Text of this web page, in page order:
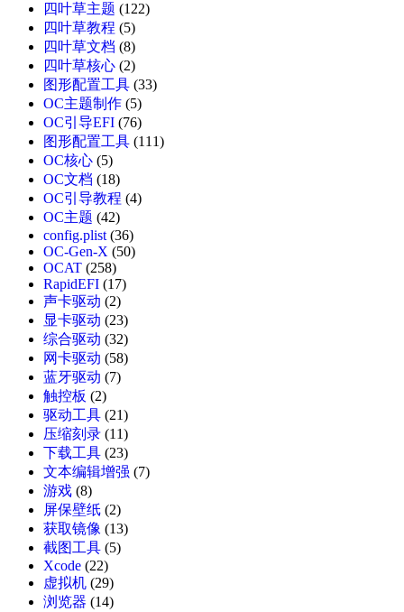
四叶草主题 (122)
四叶草教程 (5)
四叶草文档 (8)
四叶草核心 (2)
图形配置工具 (33)
OC主题制作 (5)
OC引导EFI (76)
图形配置工具 (111)
OC核心 (5)
OC文档 (18)
OC引导教程 (4)
OC主题 (42)
config.plist(36)
OC-Gen-X (50)
OCAT (258)
RapidEFI (17)
声卡驱动 (2)
显卡驱动 (23)
综合驱动 (32)
网卡驱动 (58)
蓝牙驱动 (7)
触控板 (2)
驱动工具 (21)
压缩刻录 (11)
下载工具 (23)
文本编辑增强 (7)
游戏 (8)
屏保壁纸 (2)
获取镜像 (13)
截图工具 (5)
Xcode (22)
虚拟机 (29)
浏览器 (14)